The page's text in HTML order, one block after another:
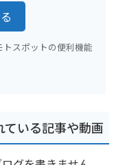
スポットの便利機能
いる記事や動画